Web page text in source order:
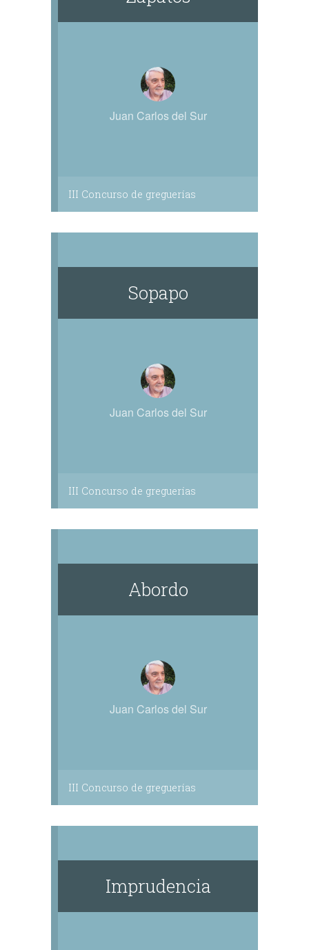
Juan Carlos del Sur
III Concurso de greguerías
Sopapo
Juan Carlos del Sur
III Concurso de greguerías
Abordo
Juan Carlos del Sur
III Concurso de greguerías
Imprudencia